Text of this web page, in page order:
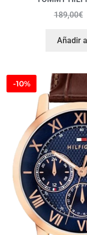
189,00€
Añadir
-10%